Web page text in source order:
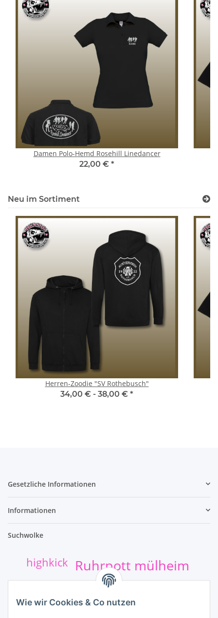
Wie wir Cookies & Co nutzen
Damen Polo-Hemd Rosehill Linedancer
22,00 € *
Neu im Sortiment
Herren-Zoodie "SV Rothebusch"
34,00 € - 38,00 € *
Gesetzliche Informationen
Informationen
Suchwolke
t-shirt-druck
Ruhrpott mülheim
Sticker
highkick